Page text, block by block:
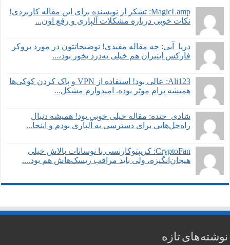
MagicLamp: تشکر از نویسنده برای این مقاله کاربردی!
نکات خوبی درباره مشکلات آلپاری و رفع اون...
دریا_آبی: چه مقاله مفیدی! توضیحاتتون در مورد بروکر
فارکس اینیران هم خیلی به‌درد بخور بود،...
Ali123: عالی بود! استفاده از VPN و پاک کردن کوکی‌ها
همیشه برام موثر بوده. امیدوارم مشکل...
شادی_خنده: مقاله خیلی خوبی بود! همیشه دنبال
راه‌حل‌هایی برای دسترسی به آلپاری بودم و اینجا...
CryptoFan: کریپتوکارنسی با نوسانات بالاش خیلی
هیجان‌انگیزه، ولی باید مراقب ریسک‌هاش هم بود....
نوشته‌های تازه